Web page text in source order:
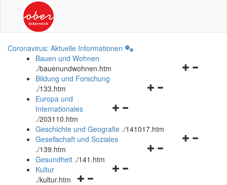
Coronavirus: Aktuelle Informationen
Bauen und Wohnen
./bauenundwohnen.htm
Navigationsmenü
Bildung und Forschung
./133.htm
Navigationsmenü
und
schließen
Europa und
Internationales
./203110.htm
Geschichte und Geografie ./141017.htm
Navigationsmenü
Gesellschaft und Soziales
./139.htm
Navigationsmenü
Gesundheit ./141.htm
Navigationsmenü
Kultur
./kultur.htm